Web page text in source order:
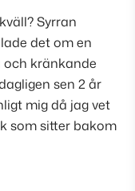
Syrran
det om en
och kränkande
sen 2 år
mig då jag vet
som sitter bakom